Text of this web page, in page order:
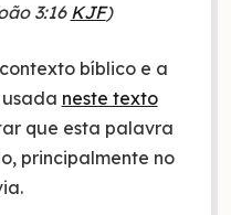
3:16 KJF)
bíblico e a
neste texto
que esta palavra
principalmente no